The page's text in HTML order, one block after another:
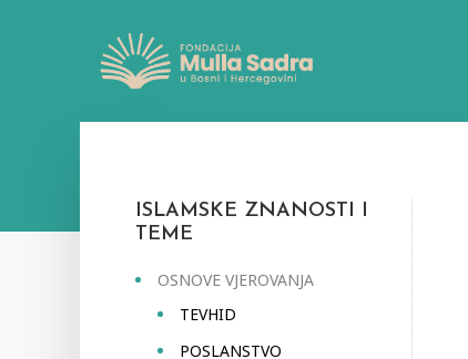
ISLAMSKE ZNANOSTI I
TEME
OSNOVE VJEROVANJA
TEVHID
POSLANSTVO